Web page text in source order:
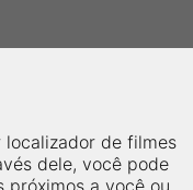
localizador de filmes
dele, você pode
próximos a você ou